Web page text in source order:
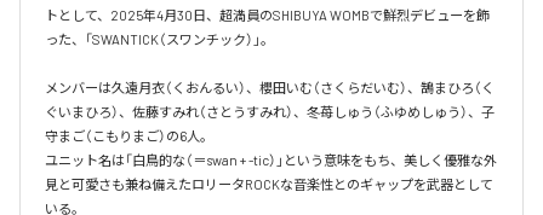
トとして、2025年4月30日、超満員のSHIBUYA WOMBで鮮烈デビューを飾
った、「SWANTICK（スワンチック）」。
メンバーは久遠月衣（くおんるい）、櫻田いむ（さくらだいむ）、鵠まひろ（く
ぐいまひろ）、佐藤すみれ（さとうすみれ）、冬苺しゅう（ふゆめしゅう）、子
守まご（こもりまご）の6人。
ユニット名は「白鳥的な（＝swan + -tic）」という意味をもち、美しく優雅な外
見と可愛さも兼ね備えたロリータROCKな音楽性とのギャップを武器として
いる。